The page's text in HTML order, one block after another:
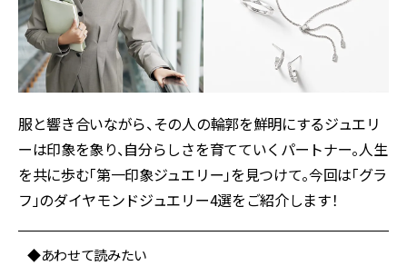
服と響き合いながら、その人の輪郭を鮮明にするジュエリ
ーは印象を象り、自分らしさを育てていくパートナー。人生
を共に歩む「第一印象ジュエリー」を見つけて。今回は「グラ
フ」のダイヤモンドジュエリー4選をご紹介します！
◆あわせて読みたい